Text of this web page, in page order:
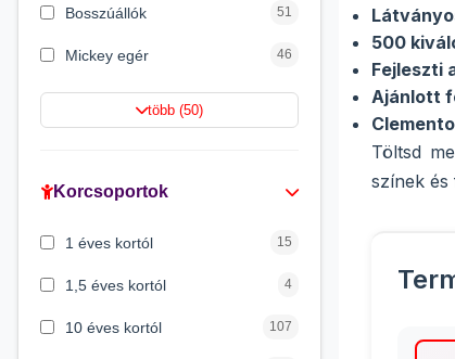
Bosszúállók 51
Mickey egér 46
Lilo és Stitch 43
Gabi babaháza
több (50)
Korcsoportok
1 éves kortól 15
1,5 éves kortól 4
10 éves kortól 107
500
Fejleszti
Ajánlott
Töltsd
színek és